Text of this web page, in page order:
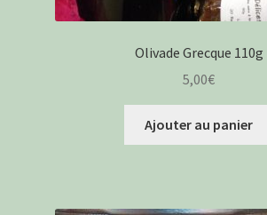
Olivade Grecque 110g
5,00€
Ajouter au panier